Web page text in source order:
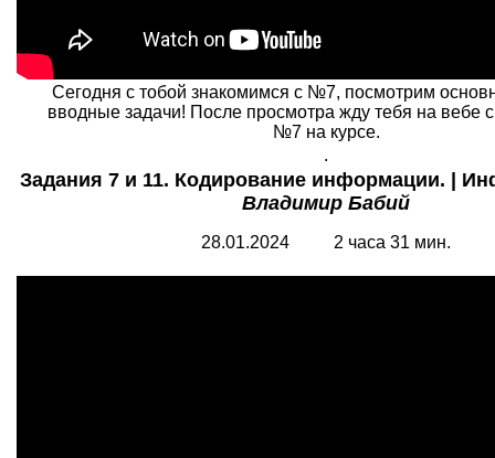
Сегодня с тобой знакомимся с №7, посмотрим
вводные задачи! После просмотра жду тебя на вебе с
№7 на курсе.
.
Задания 7 и 11. Кодирование информации. |
Владимир Бабий
28.01.2024 2 часа 31 мин.